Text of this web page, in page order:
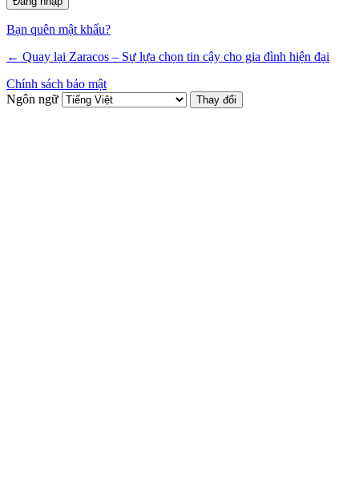
Bạn quên mật khẩu?
← Quay lại Zaracos – Sự lựa chọn tin cậy cho gia đình hiện đại
Chính sách bảo mật
Ngôn ngữ